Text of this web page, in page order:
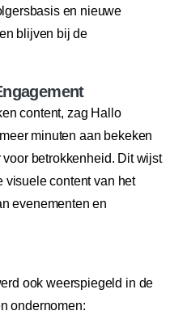
en nieuwe
blijven bij de
content, zag Hallo
meer minuten aan bekeken
betrokkenheid. Dit wijst
visuele content van het
evenementen en
ook weerspiegeld in de
ondernomen: